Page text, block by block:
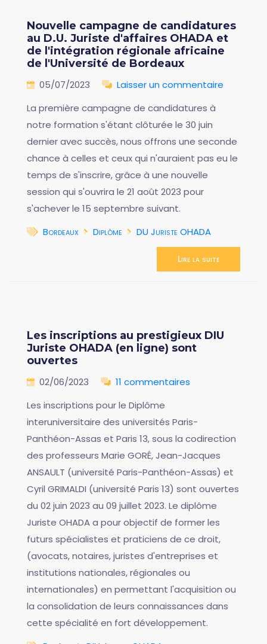
Nouvelle campagne de candidatures
au D.U. Juriste d'affaires OHADA et
de l'intégration régionale africaine
de l'Université de Bordeaux
05/07/2023
Laisser un commentaire
La première campagne de candidatures à
notre formation s'étant clôturée le 30 juin
dernier avec succès, nous offrons une seconde
chance à celles et ceux qui n'auraient pas eu le
temps de s'inscrire, grâce à une nouvelle
session qui s'ouvrira le 21 août 2023 pour
s'achever le 15 septembre suivant.
Bordeaux
Diplôme DU Juriste OHADA
Lire la suite
Les inscriptions au prestigieux DIU
Juriste OHADA (en ligne) sont
ouvertes
02/06/2023
11 commentaires
Les inscriptions pour le Diplôme
interuniversitaire des universités Paris-
Panthéon-Assas et Paris 13, sous la codirection
des professeurs Marie GORÉ, Jean-Jacques
ANSAULT (université Paris-Panthéon-Assas) et
Cyril GRIMALDI (université Paris 13) sont ouvertes
du 02 juin 2023 au 09 juillet 2023. Le diplôme
Juriste OHADA a pour objectif de former les
futurs spécialistes et praticiens de ce droit,
(avocats, notaires, juristes d'entreprises et
institutions nationales, régionales ou
internationales) en permettant l'acquisition ou
la consolidation de leurs connaissances dans
cette spécialité en fort développement.